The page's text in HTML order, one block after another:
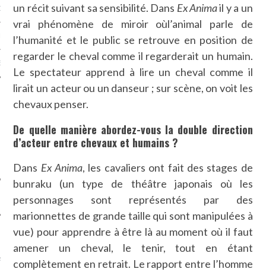
PODCAST
SUIVEZ-NOUS
CARAVELLE
CARAVELLE
un récit suivant sa sensibilité. Dans Ex Animail y a un
vrai phénomène de miroir oùl’animal parle de
l’humanité et le public se retrouve en position de
regarder le cheval comme il regarderait un humain.
Le spectateur apprend à lire un cheval comme il
lirait un acteur ou un danseur ; sur scène, on voit les
chevaux penser.
De quelle manière abordez-vous la double direction
d’acteur entre chevaux et humains ?
Dans Ex Anima, les cavaliers ont fait des stages de
bunraku (un type de théâtre japonais où les
personnages sont représentés par des
marionnettes de grande taille qui sont manipulées à
vue) pour apprendre à être là au moment où il faut
amener un cheval, le tenir, tout en étant
complètement en retrait. Le rapport entre l’homme